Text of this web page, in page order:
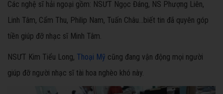
Các nghệ sĩ hải ngoại gồm: NSƯT Ngọc Đáng, NS Phượng Liên,
Linh Tâm, Cẩm Thu, Philip Nam, Tuấn Châu…biết tin đã quyên góp
tiền giúp đỡ nhạc sĩ Minh Tâm.
NSƯT Kim Tiểu Long, Thoại Mỹ cũng đang vận động mọi người
giúp đỡ người nhạc sĩ tài hoa nghèo khó này.